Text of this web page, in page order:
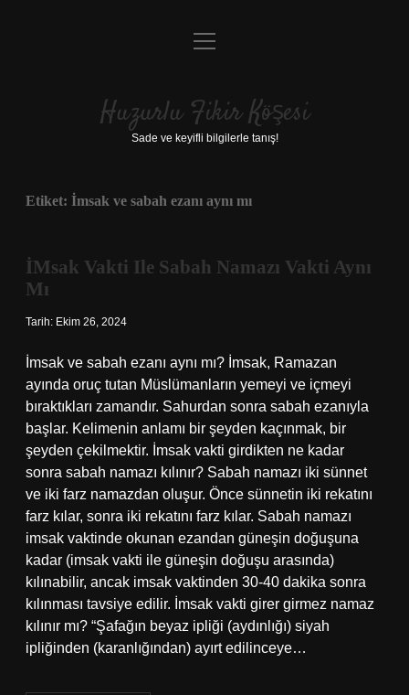
Anasayfa
Yasal Uyarı
menüyü
Huzurlu Fikir Köşesi
Sade ve keyifli bilgilerle tanış!
Etiket: İmsak ve sabah ezanı aynı mı
İMsak Vakti Ile Sabah Namazı Vakti Aynı
Mı
Tarih: Ekim 26, 2024
İmsak ve sabah ezanı aynı mı? İmsak, Ramazan
ayında oruç tutan Müslümanların yemeyi ve içmeyi
bıraktıkları zamandır. Sahurdan sonra sabah ezanıyla
başlar. Kelimenin anlamı bir şeyden kaçınmak, bir
şeyden çekilmektir. İmsak vakti girdikten ne kadar
sonra sabah namazı kılınır? Sabah namazı iki sünnet
ve iki farz namazdan oluşur. Önce sünnetin iki rekatını
farz kılar, sonra iki rekatını farz kılar. Sabah namazı
imsak vaktinde okunan ezandan güneşin doğuşuna
kadar (imsak vakti ile güneşin doğuşu arasında)
kılınabilir, ancak imsak vaktinden 30-40 dakika sonra
kılınması tavsiye edilir. İmsak vakti girer girmez namaz
kılınır mı? “Şafağın beyaz ipliği (aydınlığı) siyah
ipliğinden (karanlığından) ayırt edilinceye…